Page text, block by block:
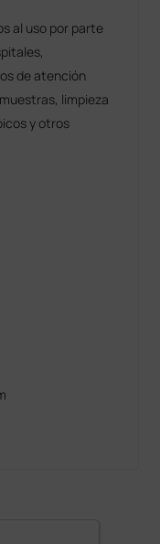
al uso por parte
de atención
limpieza
y otros